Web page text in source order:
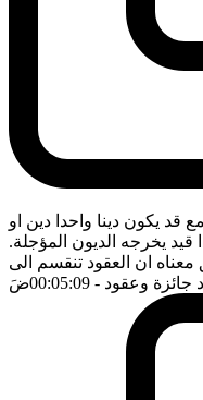
قد يكون دينا واحدا دين او
يخرجه الديون المؤجلة.
ان العقود تنقسم الى
جائزة وعقود - 00:05:09 ضَ